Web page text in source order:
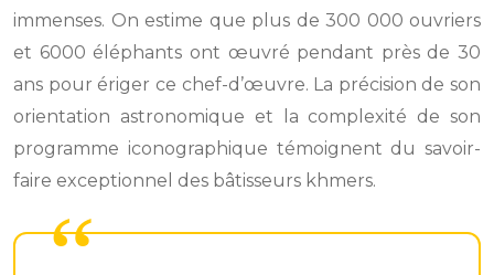
immenses. On estime que plus de 300 000 ouvriers
et 6000 éléphants ont œuvré pendant près de 30
ans pour ériger ce chef-d’œuvre. La précision de son
orientation astronomique et la complexité de son
programme iconographique témoignent du savoir-
faire exceptionnel des bâtisseurs khmers.